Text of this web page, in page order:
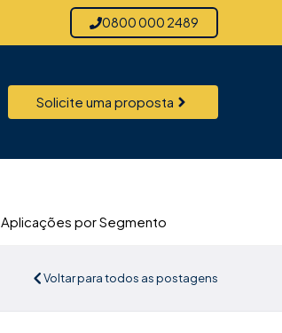
0800 000 2489
Solicite uma proposta
Aplicações por Segmento
Voltar para todos as postagens